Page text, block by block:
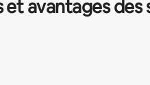
avantages des